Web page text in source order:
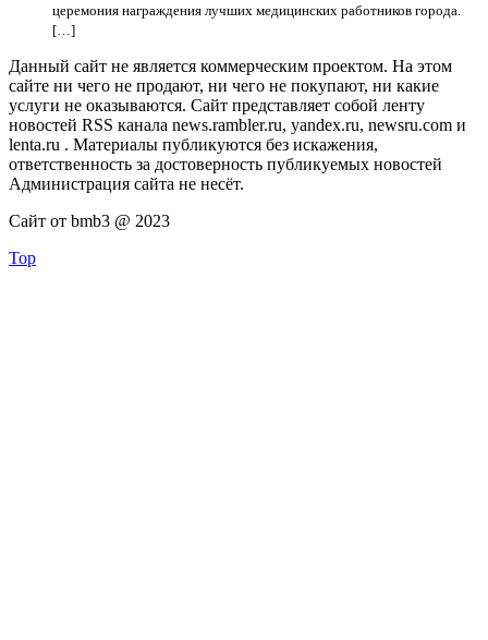
церемония награждения лучших медицинских работников города.
[…]
Данный сайт не является коммерческим проектом. На этом
сайте ни чего не продают, ни чего не покупают, ни какие
услуги не оказываются. Сайт представляет собой ленту
новостей RSS канала news.rambler.ru, yandex.ru, newsru.com и
lenta.ru . Материалы публикуются без искажения,
ответственность за достоверность публикуемых новостей
Администрация сайта не несёт.
Сайт от bmb3 @ 2023
Top